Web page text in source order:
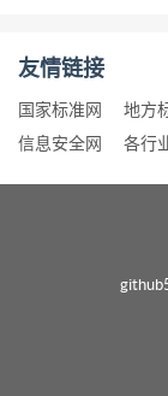
友情链接
国家标准网 地方
信息安全网
各行